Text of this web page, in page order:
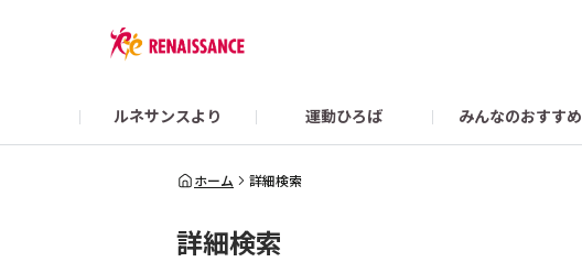
ルネサンスより 運動ひろば みんなのおすすめ
Colorsガイド
オンラインショップ
【2/22まで】👜 What’s in my RENA BAG？
ホーム 詳細検索
詳細検索